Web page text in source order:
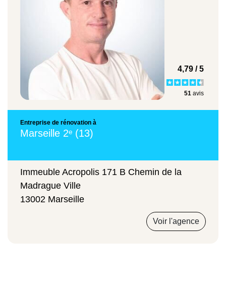
4,79 / 5
51 avis
Entreprise de rénovation à
Marseille 2ᵉ (13)
Immeuble Acropolis 171 B Chemin de la
Madrague Ville
13002 Marseille
Voir l'agence